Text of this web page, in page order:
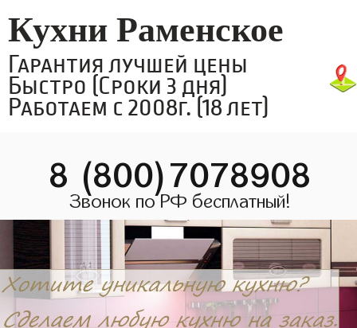
Кухни Раменское
Гарантия лучшей цены
Быстро (Сроки 3 дня)
Работаем с 2008г. (18 лет)
8 (800)7078908
Звонок по РФ бесплатный!